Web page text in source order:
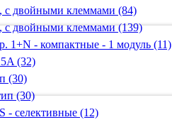
с двойными клеммами (84)
с двойными клеммами (139)
1+N - компактные - 1 модуль (11)
(32)
(30)
(30)
- селективные (12)